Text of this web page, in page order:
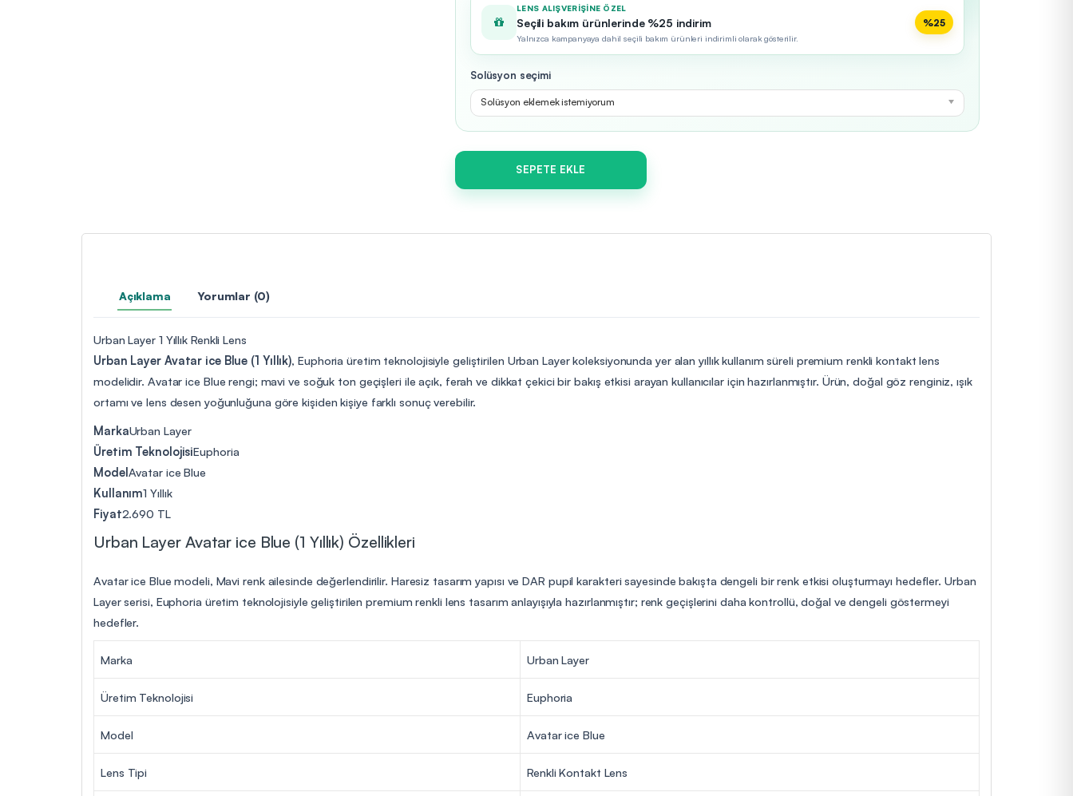
LENS ALIŞVERIŞINE ÖZEL
Seçili bakım ürünlerinde %25 indirim
Yalnızca kampanyaya dahil seçili bakım ürünleri indirimli olarak gösterilir.
%25
Solüsyon seçimi
Solüsyon eklemek istemiyorum
SEPETE EKLE
Açıklama Yorumlar (0)
Urban Layer 1 Yıllık Renkli Lens
Urban Layer Avatar ice Blue (1 Yıllık) , Euphoria üretim teknolojisiyle geliştirilen Urban Layer koleksiyonunda yer alan yıllık kullanım süreli premium renkli kontakt lens
modelidir. Avatar ice Blue rengi; mavi ve soğuk ton geçişleri ile açık, ferah ve dikkat çekici bir bakış etkisi arayan kullanıcılar için hazırlanmıştır. Ürün, doğal göz renginiz, ışık
ortamı ve lens desen yoğunluğuna göre kişiden kişiye farklı sonuç verebilir.
MarkaUrban Layer
Üretim TeknolojisiEuphoria
ModelAvatar ice Blue
Kullanım1 Yıllık
Fiyat2.690 TL
Urban Layer Avatar ice Blue (1 Yıllık) Özellikleri
Avatar ice Blue modeli, Mavi renk ailesinde değerlendirilir. Haresiz tasarım yapısı ve DAR pupil karakteri sayesinde bakışta dengeli bir renk etkisi oluşturmayı hedefler. Urban
Layer serisi, Euphoria üretim teknolojisiyle geliştirilen premium renkli lens tasarım anlayışıyla hazırlanmıştır; renk geçişlerini daha kontrollü, doğal ve dengeli göstermeyi
hedefler.
Marka Urban Layer
Üretim Teknolojisi Euphoria
Model Avatar ice Blue
Lens Tipi Renkli Kontakt Lens